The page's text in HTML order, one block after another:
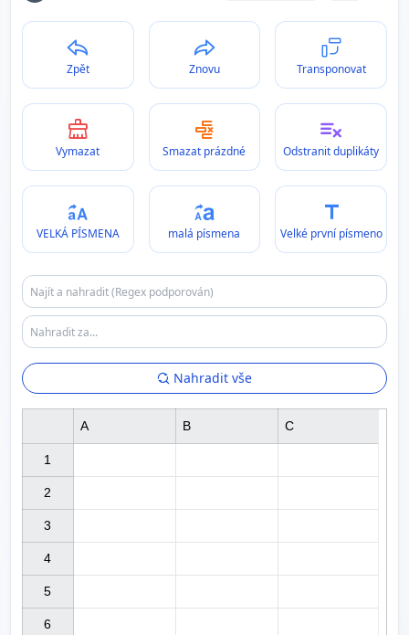
Zpět Znovu Transponovat
Vymazat Smazat prázdné Odstranit duplikáty
VELKÁ PÍSMENA malá písmena Velké první písmeno
Nahradit vše
1
2
3
4
5
6
A B C